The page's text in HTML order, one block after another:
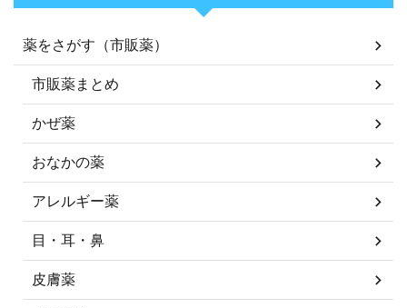
薬をさがす（市販薬）
市販薬まとめ
かぜ薬
おなかの薬
アレルギー薬
目・耳・鼻
皮膚薬